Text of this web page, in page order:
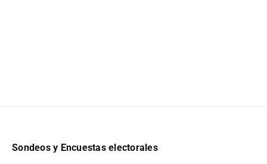
Sondeos y Encuestas electorales